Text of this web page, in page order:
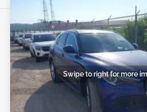
Swipe to right for more